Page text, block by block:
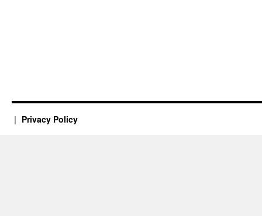
Privacy Policy